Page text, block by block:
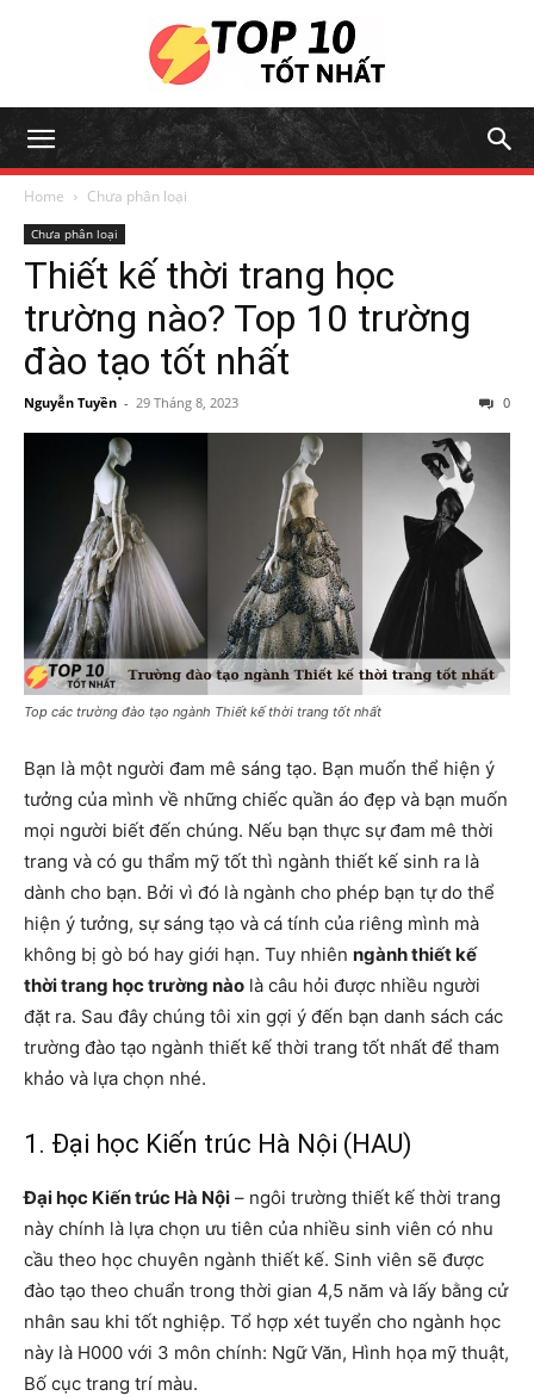
Home Chưa phân loại
Chưa phân loại
Thiết kế thời trang học
trường nào? Top 10 trường
đào tạo tốt nhất
Nguyễn Tuyền - 29 Tháng 8, 2023 0
Top các trường đào tạo ngành Thiết kế thời trang tốt nhất
Bạn là một người đam mê sáng tạo. Bạn muốn thể hiện ý
tưởng của mình về những chiếc quần áo đẹp và bạn muốn
mọi người biết đến chúng. Nếu bạn thực sự đam mê thời
trang và có gu thẩm mỹ tốt thì ngành thiết kế sinh ra là
dành cho bạn. Bởi vì đó là ngành cho phép bạn tự do thể
hiện ý tưởng, sự sáng tạo và cá tính của riêng mình mà
không bị gò bó hay giới hạn. Tuy nhiên ngành thiết kế
thời trang học trường nào là câu hỏi được nhiều người
đặt ra. Sau đây chúng tôi xin gợi ý đến bạn danh sách các
trường đào tạo ngành thiết kế thời trang tốt nhất để tham
khảo và lựa chọn nhé.
1. Đại học Kiến trúc Hà Nội (HAU)
Đại học Kiến trúc Hà Nội – ngôi trường thiết kế thời trang
này chính là lựa chọn ưu tiên của nhiều sinh viên có nhu
cầu theo học chuyên ngành thiết kế. Sinh viên sẽ được
đào tạo theo chuẩn trong thời gian 4,5 năm và lấy bằng cử
nhân sau khi tốt nghiệp. Tổ hợp xét tuyển cho ngành học
này là H000 với 3 môn chính: Ngữ Văn, Hình họa mỹ thuật,
Bố cục trang trí màu.